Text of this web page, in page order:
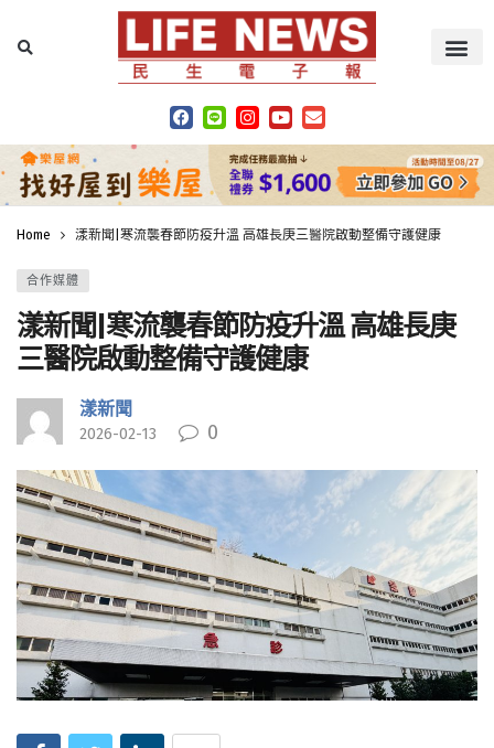
Home 漾新聞|寒流襲春節防疫升溫 高雄長庚三醫院啟動整備守護健康
合作媒體
漾新聞|寒流襲春節防疫升溫 高雄長庚
三醫院啟動整備守護健康
漾新聞
2026-02-13 0